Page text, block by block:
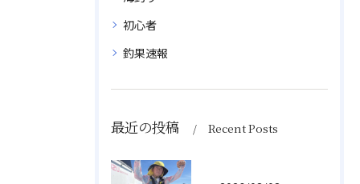
初心者
釣果速報
最近の投稿 Recent Posts